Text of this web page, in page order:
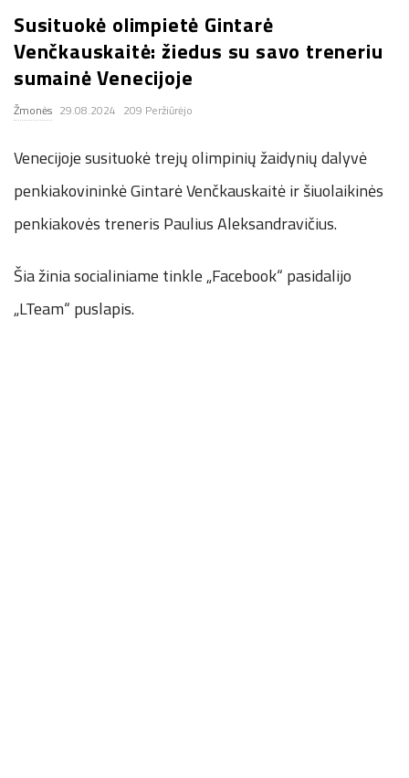
.
c
o
.
u
k
Susituokė olimpietė Gintarė
Venčkauskaitė: žiedus su savo treneriu
sumainė Venecijoje
Žmonės 29.08.2024 209 Peržiūrėjo
Venecijoje susituokė trejų olimpinių žaidynių dalyvė
penkiakovininkė Gintarė Venčkauskaitė ir šiuolaikinės
penkiakovės treneris Paulius Aleksandravičius.
Šia žinia socialiniame tinkle „Facebook“ pasidalijo
„LTeam“ puslapis.